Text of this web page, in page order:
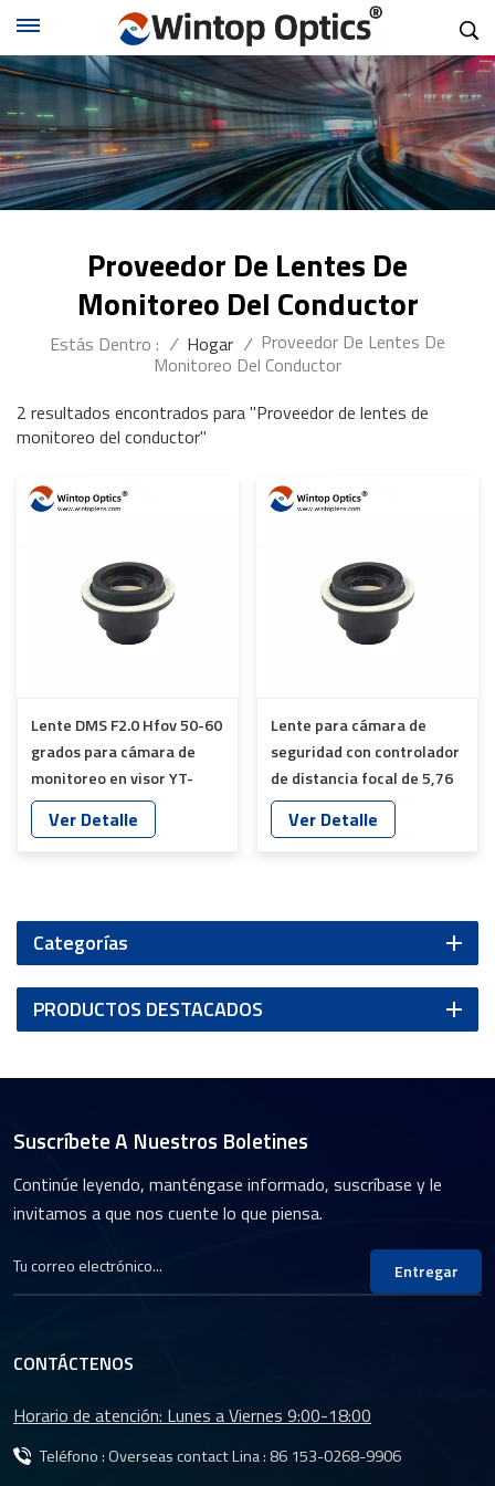
Proveedor De Lentes De
Monitoreo Del Conductor
Estás Dentro : / Hogar / Proveedor De Lentes De
Monitoreo Del Conductor
2 resultados encontrados para "Proveedor de lentes de
monitoreo del conductor"
Lente DMS F2.0 Hfov 50-60
grados para cámara de
monitoreo en visor YT-
7613-A7
Ver Detalle
Lente para cámara de
seguridad con controlador
de distancia focal de 5,76
mm YT-7612-A7
Ver Detalle
Categorías
PRODUCTOS DESTACADOS
Suscríbete A Nuestros Boletines
Continúe leyendo, manténgase informado, suscríbase y le
invitamos a que nos cuente lo que piensa.
Entregar
CONTÁCTENOS
Horario de atención: Lunes a Viernes 9:00-18:00
Teléfono : Overseas contact Lina : 86 153-0268-9906